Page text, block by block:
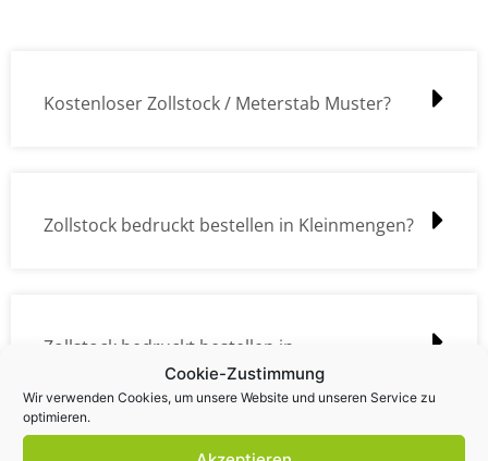
Cookie-Zustimmung
Wir verwenden Cookies, um unsere Website und unseren Service zu
optimieren.
Kostenloser Zollstock / Meterstab Muster?
Zollstock bedruckt bestellen in Kleinmengen?
Zollstock bedruckt bestellen in